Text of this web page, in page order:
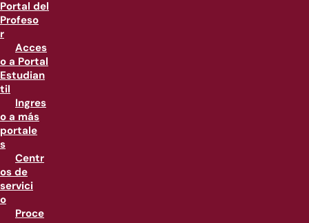
Portal del
Profeso
r
Acces
o a Portal
Estudian
til
Ingres
o a más
portale
s
Centr
os de
servici
o
Proce